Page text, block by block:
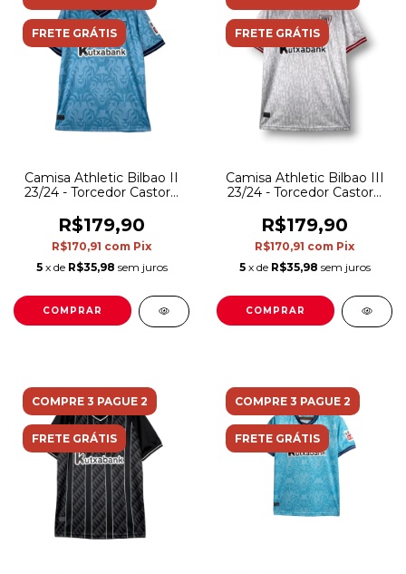
FRETE GRÁTIS
Camisa Athletic Bilbao II
23/24 - Torcedor Castore
detalhes em branco e
preto
R$179,90
R$170,91 com Pix
5 x de R$35,98 sem juros
COMPRAR
FRETE GRÁTIS
Camisa Athletic Bilbao III
23/24 - Torcedor Castore
detalhes em vermelho e
preto
R$179,90
R$170,91 com Pix
5 x de R$35,98 sem juros
COMPRAR
COMPRE 3 PAGUE 2
FRETE GRÁTIS
COMPRE 3 PAGUE 2
FRETE GRÁTIS